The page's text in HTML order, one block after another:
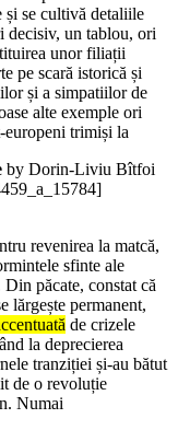
se cultivă detaliile
decisiv, un tablou, ori
unor filiații
pe scară istorică și
și a simpatiilor de
alte exemple ori
europeni trimiși la
by Dorin-Liviu Bîtfoi
revenirea la matcă,
sfinte ale
păcate, constat că
lărgește permanent,
de crizele
la deprecierea
tranziției și-au bătut
de o revoluție
Numai